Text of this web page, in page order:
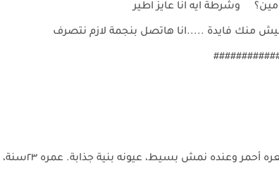
وشرطة ايه انا عايز اطير
منك فايدة .....انا هاتصل بنجمة لازم نتصرف
زين شاب